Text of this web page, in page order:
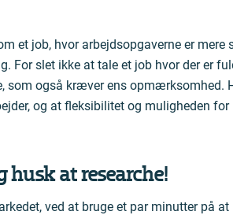
et job, hvor arbejdsopgaverne er mere
For slet ikke at tale et job hvor der er
som også kræver ens opmærksomhed.
og at fleksibilitet og muligheden
at researche!
ved at bruge et par minutter på at